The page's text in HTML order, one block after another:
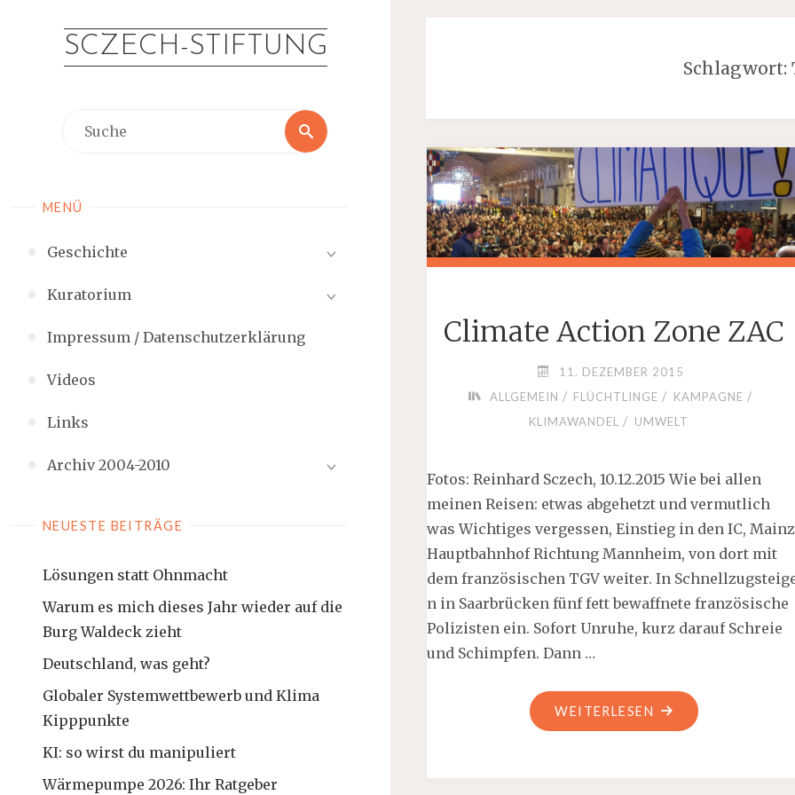
springenSCZECH-STIFTUNG
Suche
Suche
MENÜ
Geschichte
Kuratorium
Impressum / Datenschutzerklärung
Videos
Links
Archiv 2004-2010
NEUESTE BEITRÄGE
Lösungen statt Ohnmacht
Warum es mich dieses Jahr wieder auf die
Burg Waldeck zieht
Deutschland, was geht?
Globaler Systemwettbewerb und Klima
Kipppunkte
KI: so wirst du manipuliert
Wärmepumpe 2026: Ihr Ratgeber
Schlagwort:
Climate Action Zone ZAC
11. DEZEMBER 2015
ALLGEMEIN / FLÜCHTLINGE / KAMPAGNE /
KLIMAWANDEL / UMWELT
Fotos: Reinhard Sczech, 10.12.2015 Wie bei allen
meinen Reisen: etwas abgehetzt und vermutlich
was Wichtiges vergessen, Einstieg in den IC, Mainz
Hauptbahnhof Richtung Mannheim, von dort mit
dem französischen TGV weiter. In
n in Saarbrücken fünf fett bewaffnete französische
Polizisten ein. Sofort Unruhe, kurz darauf Schreie
und Schimpfen. Dann …
WEITERLESEN "CLIMATE
ACTION